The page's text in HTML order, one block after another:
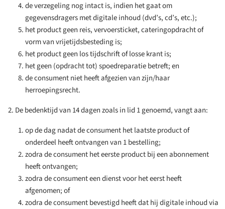
de verzegeling nog intact is, indien het gaat om
gegevensdragers met digitale inhoud (dvd’s, cd’s, etc.);
het product geen reis, vervoersticket, cateringopdracht of
vorm van vrijetijdsbesteding is;
het product geen los tijdschrift of losse krant is;
het geen (opdracht tot) spoedreparatie betreft; en
de consument niet heeft afgezien van zijn/haar
herroepingsrecht.
De bedenktijd van 14 dagen zoals in lid 1 genoemd, vangt aan:
op de dag nadat de consument het laatste product of
onderdeel heeft ontvangen van 1 bestelling;
zodra de consument het eerste product bij een abonnement
heeft ontvangen;
zodra de consument een dienst voor het eerst heeft
afgenomen; of
zodra de consument bevestigd heeft dat hij digitale inhoud via